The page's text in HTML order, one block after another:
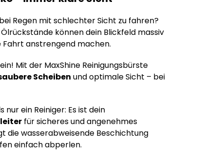
Regen mit schlechter Sicht zu fahren?
können dein Blickfeld massiv
Fahrt anstrengend machen.
Mit der MaxShine Reinigungsbürste
Scheiben und optimale Sicht – bei
nur ein Reiniger: Es ist dein
für sicheres und angenehmes
die wasserabweisende Beschichtung
einfach abperlen.